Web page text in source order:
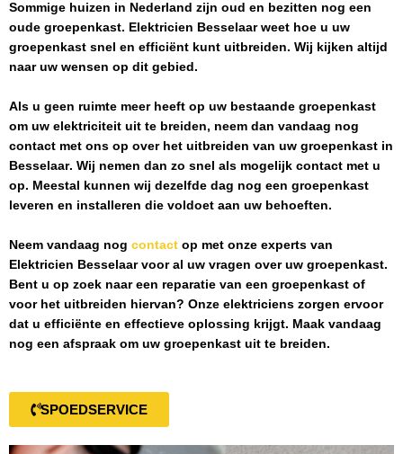
Sommige huizen in Nederland zijn oud en bezitten nog een
oude groepenkast. Elektricien Besselaarweet hoe u uw
groepenkast snel en efficiënt kunt uitbreiden. Wij kijken altijd
naar uw wensen op dit gebied.
Als u geen ruimte meer heeft op uw bestaande groepenkast
om uw elektriciteit uit te breiden, neem dan vandaag nog
contact met ons op over het uitbreiden van uw groepenkast in
Besselaar. Wij nemen dan zo snel als mogelijk contact met u
op. Meestal kunnen wij dezelfde dag nog een groepenkast
leveren en installeren die voldoet aan uw behoeften.
Neem vandaag nog contact op met onze experts van
Elektricien Besselaarvoor al uw vragen over uw groepenkast.
Bent u op zoek naar een reparatie van een groepenkast of
voor het uitbreiden hiervan? Onze elektriciens zorgen ervoor
dat u efficiënte en effectieve oplossing krijgt. Maak vandaag
nog een afspraak om uw groepenkast uit te breiden.
SPOEDSERVICE